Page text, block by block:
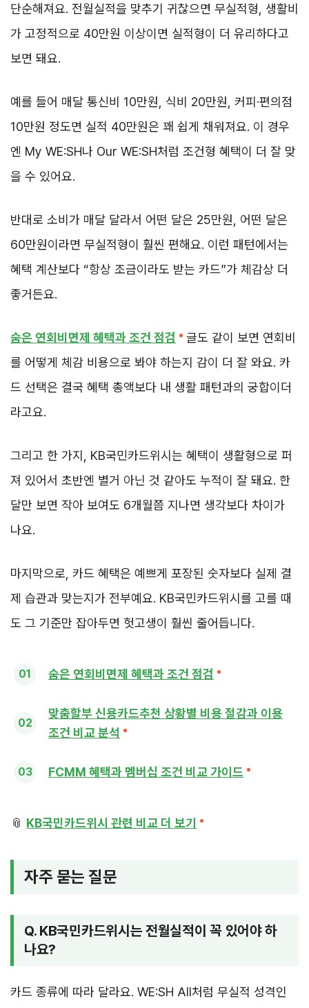
단순해져요. 전월실적을 맞추기 귀찮으면 무실적형, 생활비
가 고정적으로 40만원 이상이면 실적형이 더 유리하다고
보면 돼요.
예를 들어 매달 통신비 10만원, 식비 20만원, 커피·편의점
10만원 정도면 실적 40만원은 꽤 쉽게 채워져요. 이 경우
엔 My WE:SH나 Our WE:SH처럼 조건형 혜택이 더 잘 맞
을 수 있어요.
반대로 소비가 매달 달라서 어떤 달은 25만원, 어떤 달은
60만원이라면 무실적형이 훨씬 편해요. 이런 패턴에서는
혜택 계산보다 “항상 조금이라도 받는 카드”가 체감상 더
좋거든요.
숨은 연회비면제 혜택과 조건 점검
글도 같이 보면 연회비
를 어떻게 체감 비용으로 봐야 하는지 감이 더 잘 와요. 카
드 선택은 결국 혜택 총액보다 내 생활 패턴과의 궁합이더
라고요.
그리고 한 가지, KB국민카드위시는 혜택이 생활형으로 퍼
져 있어서 초반엔 별거 아닌 것 같아도 누적이 잘 돼요. 한
달만 보면 작아 보여도 6개월쯤 지나면 생각보다 차이가
나요.
마지막으로, 카드 혜택은 예쁘게 포장된 숫자보다 실제 결
제 습관과 맞는지가 전부예요. KB국민카드위시를 고를 때
도 그 기준만 잡아두면 헛고생이 훨씬 줄어듭니다.
숨은 연회비면제 혜택과 조건 점검
맞춤할부 신용카드추천 상황별 비용 절감과 이용
조건 비교 분석
FCMM 혜택과 멤버십 조건 비교 가이드
📎 KB국민카드위시 관련 비교 더 보기
자주 묻는 질문
Q. KB국민카드위시는 전월실적이 꼭 있어야 하
나요?
카드 종류에 따라 달라요. WE:SH All처럼 무실적 성격인